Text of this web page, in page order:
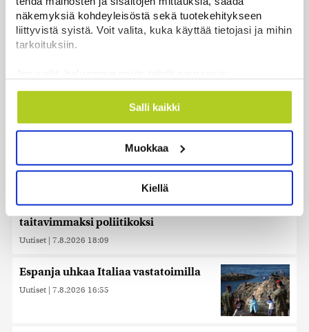
näkemyksiä kohdeyleisöstä sekä tuotekehitykseen
liittyvistä syistä. Voit valita, kuka käyttää tietojasi ja mihin
tarkoituksiin.
Kerätä tietoja maantieteellisestä sijainnistasi,
mahdollisesti muutaman metrin tarkkuudella
ominaispiirteitä aktiivisesti (sormenjäljen
Lue lisää siitä, miten henkilötietojasi käsitellään ja miten
suostumustasi tai peruuttaa sen milloin vain
evästeilmoituksessa.
Käytämme evästeitä tarjoamamme sisällön ja mainosten
tukemiseen ja kävijämäärämme analysoimiseen. Lisäksi
jaamme sosiaalisen median, mainosalan ja analytiikka-
alan kumppaneillemme tietoja siitä, miten käytät
sivustoamme. Kumppanimme voivat yhdistää näitä
Salli kaikki
Muokkaa
Kiellä
Uusimmat Luetuimmat
Timo Laaninen julistaa Wille Rydmanin Suomen
taitavimmaksi poliitikoksi
Uutiset | 7.8.2026 18:09
Espanja uhkaa Italiaa vastatoimilla
Uutiset | 7.8.2026 16:55